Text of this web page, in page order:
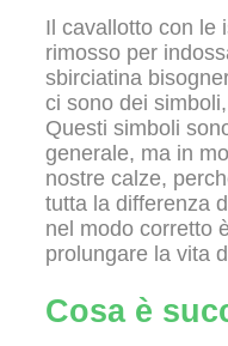
Il cavallotto con le
rimosso per
sbirciatina
ci sono dei
Questi simboli
generale, ma in
nostre calze,
tutta la differenza
nel modo corretto
prolungare la vita
Cosa è